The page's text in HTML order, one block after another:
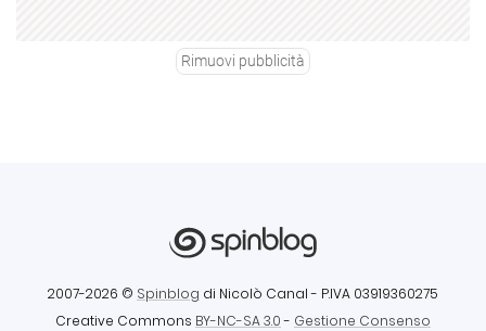
Rimuovi pubblicità
2007-2026 © Spinblog di Nicolò Canal - P.IVA 03919360275
Creative Commons BY-NC-SA 3.0- Gestione Consenso